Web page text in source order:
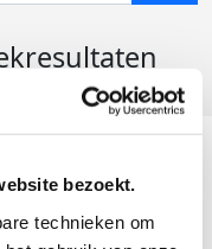
bezoekt.
technieken om